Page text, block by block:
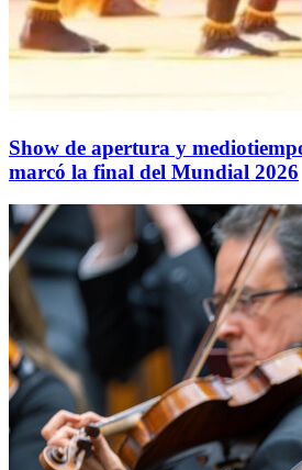
Show de apertura y
marcó la final del Mundial 2026